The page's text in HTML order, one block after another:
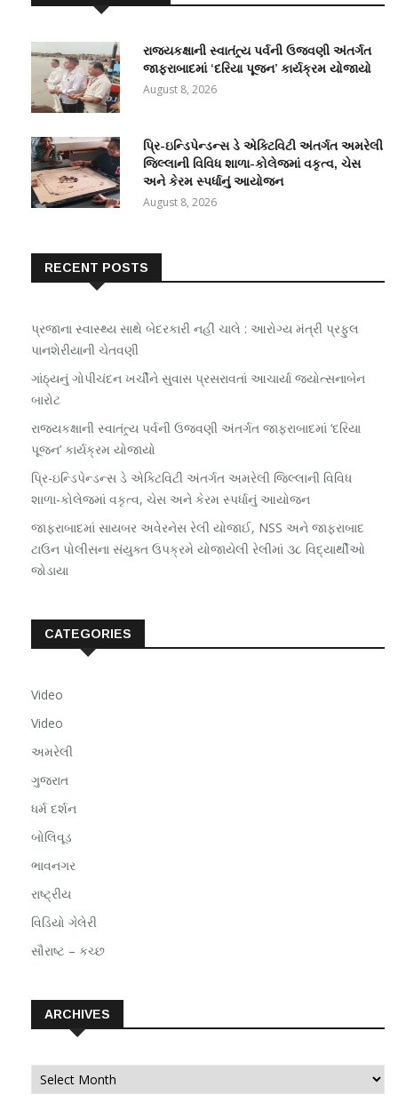
રાજ્યકક્ષાની સ્વાતંત્ર્ય પર્વની ઉજવણી અંતર્ગત
જાફરાબાદમાં ‘દરિયા પૂજન’ કાર્યક્રમ યોજાયો
August 8, 2026
પ્રિ-ઇન્ડિપેન્ડન્સ ડે એક્ટિવિટી અંતર્ગત અમરેલી
જિલ્લાની વિવિધ શાળા-કોલેજમાં વકૃત્વ, ચેસ
અને કેરમ સ્પર્ધાનું આયોજન
August 8, 2026
RECENT POSTS
પ્રજાના સ્વાસ્થ્ય સાથે બેદરકારી નહીં ચાલે : આરોગ્ય મંત્રી પ્રફુલ
પાનશેરીયાની ચેતવણી
ગાંઠ્યનું ગોપીચંદન ખર્ચીને સુવાસ પ્રસરાવતાં આચાર્યા જ્યોત્સનાબેન
બારોટ
રાજ્યકક્ષાની સ્વાતંત્ર્ય પર્વની ઉજવણી અંતર્ગત જાફરાબાદમાં ‘દરિયા
પૂજન’ કાર્યક્રમ યોજાયો
પ્રિ-ઇન્ડિપેન્ડન્સ ડે એક્ટિવિટી અંતર્ગત અમરેલી જિલ્લાની વિવિધ
શાળા-કોલેજમાં વકૃત્વ, ચેસ અને કેરમ સ્પર્ધાનું આયોજન
જાફરાબાદમાં સાયબર અવેરનેસ રેલી યોજાઈ, NSS અને જાફરાબાદ
ટાઉન પોલીસના સંયુક્ત ઉપક્રમે યોજાયેલી રેલીમાં ૩૮ વિદ્યાર્થીઓ
જોડાયા
CATEGORIES
Video
Video
અમરેલી
ગુજરાત
ધર્મ દર્શન
બોલિવૂડ
ભાવનગર
રાષ્ટ્રીય
વિડિયો ગેલેરી
સૌરાષ્ટ – કચ્છ
ARCHIVES
Archives